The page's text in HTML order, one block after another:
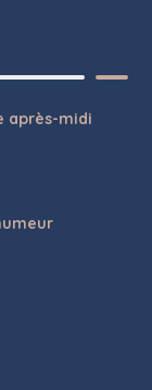
après-midi